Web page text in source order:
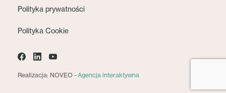
Polityka prywatności
Polityka Cookie
Realizacja: NOVEO - Agencja interaktywna